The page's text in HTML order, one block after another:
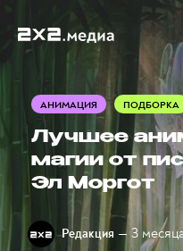
АНИМАЦИЯ ПОДБОРКА
Лучшее
магии от
Эл Моргот
Редакция — 3